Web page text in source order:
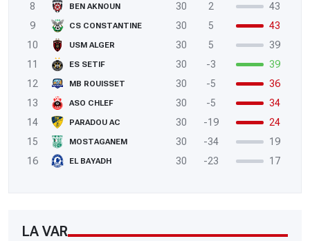
8
BEN AKNOUN 30 2
43
9
CS CONSTANTINE 30 5
43
10
USM ALGER 30 5
39
11
ES SETIF 30 -3
39
12
MB ROUISSET 30 -5
36
13
ASO CHLEF 30 -5
34
14
PARADOU AC 30 -19
24
15
MOSTAGANEM 30 -34
19
16
EL BAYADH 30 -23 17
LA VAR